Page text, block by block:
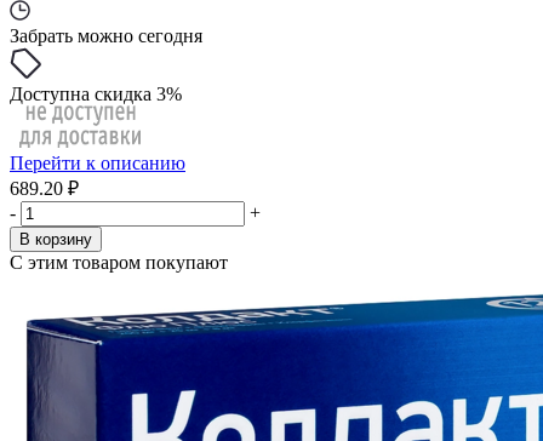
Забрать можно сегодня
Доступна скидка 3%
Перейти к описанию
689.20 ₽
-
+
В корзину
С этим товаром покупают